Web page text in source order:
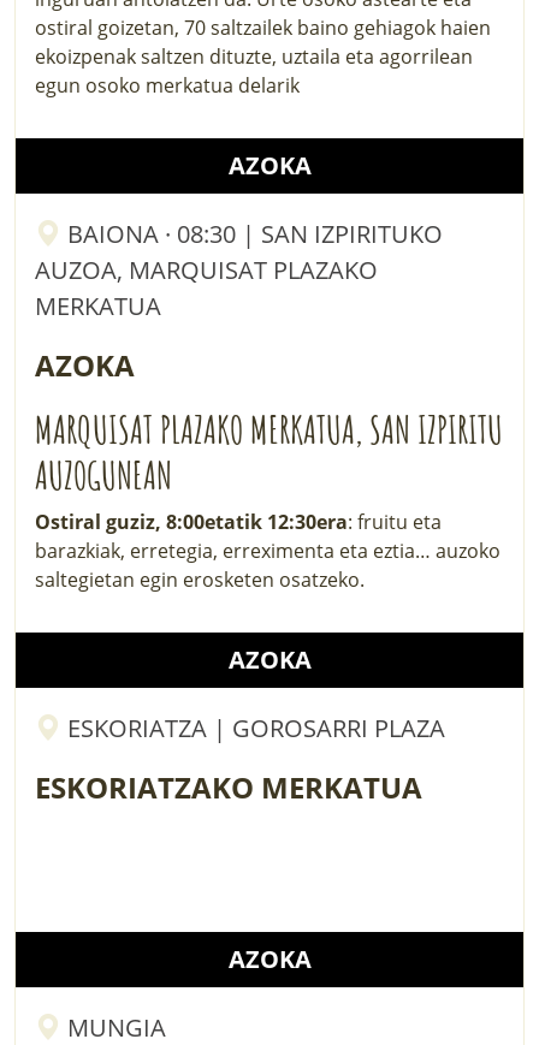
ostiral goizetan, 70 saltzailek baino gehiagok haien
ekoizpenak saltzen dituzte, uztaila eta agorrilean
egun osoko merkatua delarik
AZOKA
BAIONA · 08:30 | SAN IZPIRITUKO
AUZOA, MARQUISAT PLAZAKO
MERKATUA
AZOKA
MARQUISAT PLAZAKO MERKATUA, SAN IZPIRITU
AUZOGUNEAN
Ostiral guziz, 8:00etatik 12:30era: fruitu eta
barazkiak, erretegia, erreximenta eta eztia… auzoko
saltegietan egin erosketen osatzeko.
AZOKA
ESKORIATZA | GOROSARRI PLAZA
ESKORIATZAKO MERKATUA
AZOKA
MUNGIA